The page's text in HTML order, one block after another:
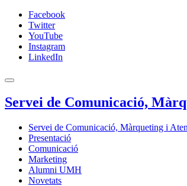
Facebook
Twitter
YouTube
Instagram
LinkedIn
Servei de Comunicació,
Servei de Comunicació, Màrqueting i
Presentació
Comunicació
Marketing
Alumni UMH
Novetats